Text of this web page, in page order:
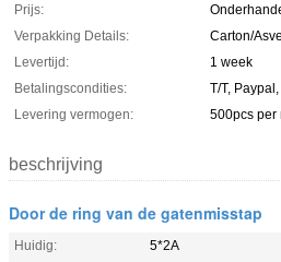
Prijs:
Verpakking Details:
Carton/
Levertijd:
1 week
Betalingscondities:
T/T,
Levering vermogen:
500pcs per
beschrijving
Door de ring van de gatenmisstap
Huidig:
5*2A